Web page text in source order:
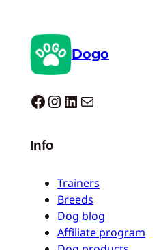
Dogo
Dogo facebook InstagramLinkedIn Mail
Info
Trainers
Breeds
Dog blog
Affiliate program